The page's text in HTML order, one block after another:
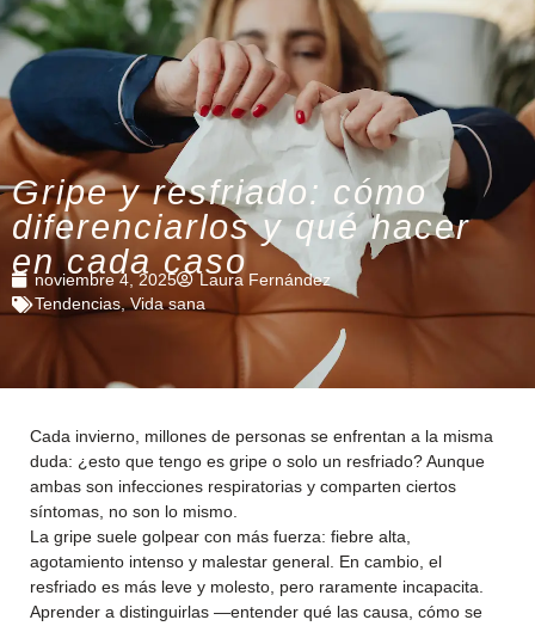
Gripe y resfriado: cómo
diferenciarlos y qué hacer
en cada caso
noviembre 4, 2025
Laura Fernández
Tendencias,Vida sana
Cada invierno, millones de personas se enfrentan a la misma
duda: ¿esto que tengo es gripe o solo un resfriado? Aunque
ambas son infecciones respiratorias y comparten ciertos
síntomas, no son lo mismo.
La gripe suele golpear con más fuerza: fiebre alta,
agotamiento intenso y malestar general. En cambio, el
resfriado es más leve y molesto, pero raramente incapacita.
Aprender a distinguirlas —entender qué las causa, cómo se